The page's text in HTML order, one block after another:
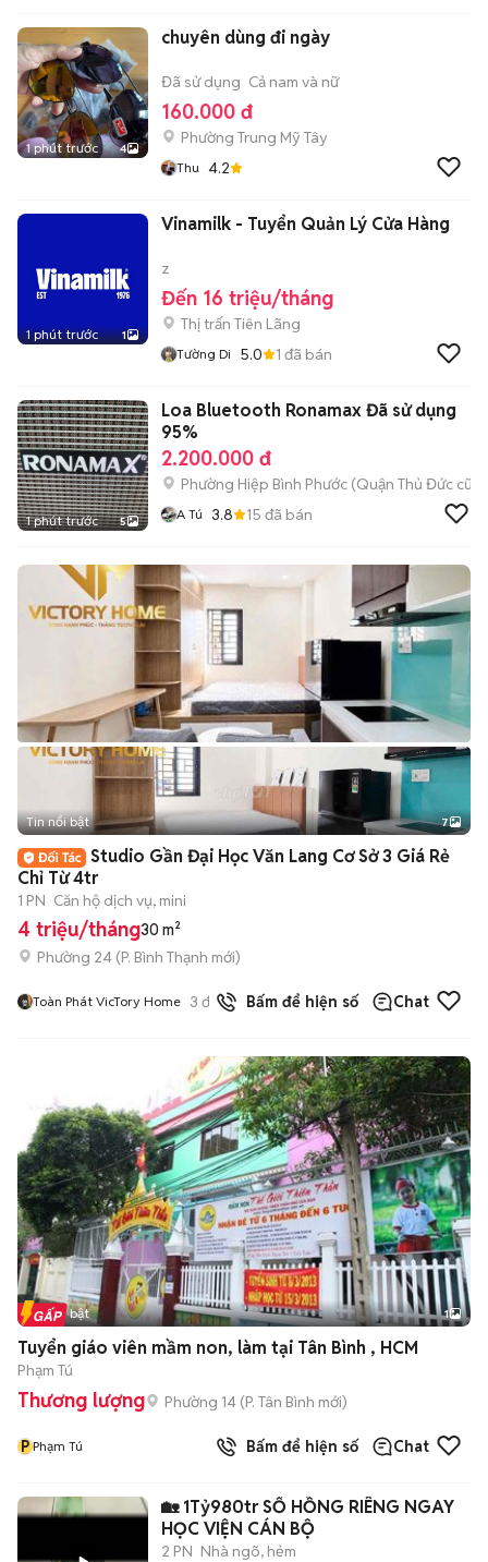
1 phút trước 4
chuyên dùng đi ngày
Đã sử dụng Cả nam và nữ
160.000 đ
Phường Trung Mỹ Tây
Thu 4.2
1 phút trước 1
Vinamilk - Tuyển Quản Lý Cửa Hàng
z
Đến 16 triệu/tháng
Thị trấn Tiên Lãng
Tường Di 5.0 1 đã bán
1 phút trước 5
Loa Bluetooth Ronamax Đã sử dụng
95%
2.200.000 đ
Phường Hiệp Bình Phước (Quận Thủ Đức cũ)
A Tú 3.8 15 đã bán
+2
Tin nổi bật 7
Studio Gần Đại Học Văn Lang Cơ Sở 3 Giá Rẻ
Chỉ Từ 4tr
1 PN Căn hộ dịch vụ, mini
4 triệu/tháng30 m²
Phường 24 (P. Bình Thạnh mới)
Toàn Phát VicTory Home 3 đã bánBấm để hiện số Chat
Tin nổi bật 1
Tuyển giáo viên mầm non, làm tại Tân Bình , HCM
Phạm Tú
Thương lượng Phường 14 (P. Tân Bình mới)
P Phạm Tú Bấm để hiện số Chat
🏡 1Tỷ980tr SỔ HỒNG RIÊNG NGAY
HỌC VIỆN CÁN BỘ
2 PN Nhà ngõ, hẻm